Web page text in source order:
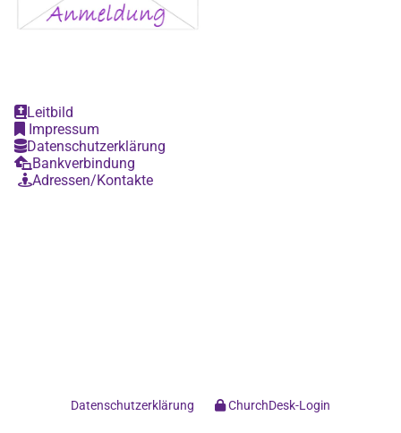
Leitbild
Impressum
Datenschutzerklärung
Bankverbindung
Adressen/Kontakte
Datenschutzerklärung ChurchDesk-Login